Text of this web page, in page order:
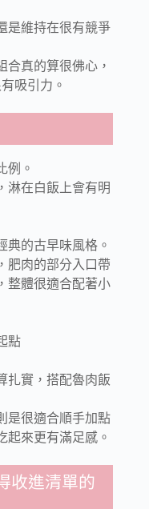
是維持在很有競爭
合真的算很佛心，
吸引力。
例。
淋在白飯上會有明
典的古早味風格。
肥肉的部分入口帶
整體很適合配著小
點
扎實，搭配魯肉飯
是很適合順手加點
起來更有滿足感。
收進清單的